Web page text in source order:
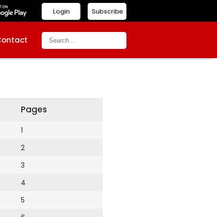
Subscribe
Login
Pages
1
2
3
4
5